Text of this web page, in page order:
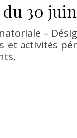
30 juin
–
et activités